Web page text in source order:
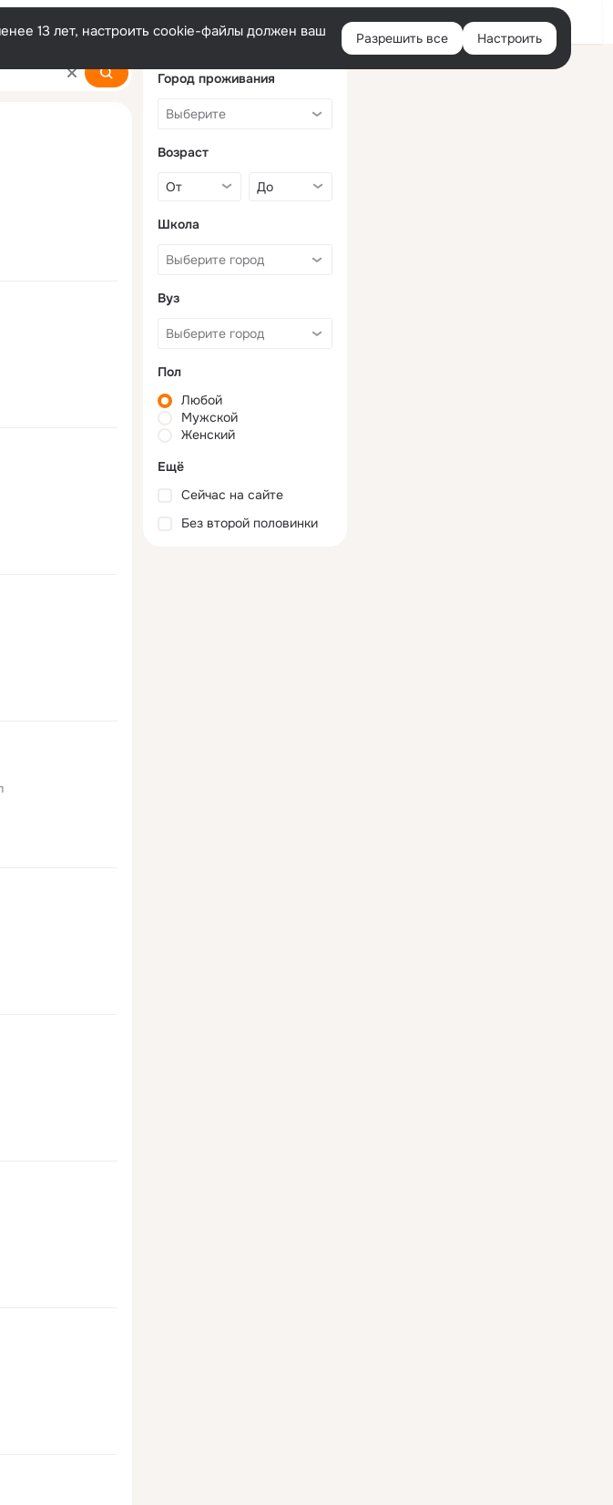
Войти
13 лет, настроить cookie-файлы должен ваш
Разрешить все Настроить
Город проживания
Возраст
Школа
Вуз
Пол
Любой
Мужской
Женский
Ещё
Сейчас на сайте
Без второй половинки